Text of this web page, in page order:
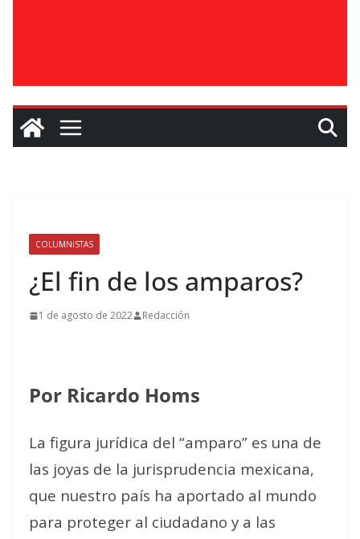
COLUMNISTAS
¿El fin de los amparos?
1 de agosto de 2022 Redacción
Por Ricardo Homs
La figura jurídica del “amparo” es una de
las joyas de la jurisprudencia mexicana,
que nuestro país ha aportado al mundo
para proteger al ciudadano y a las